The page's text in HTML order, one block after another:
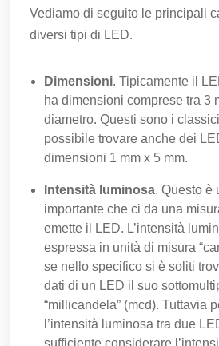
Vediamo di seguito le principali
diversi tipi di LED.
Dimensioni. Tipicamente il
ha dimensioni comprese tra 3
diametro. Questi sono i
possibile trovare anche dei
dimensioni 1 mm x 5 mm.
Intensità luminosa. Questo è
importante che ci da una
emette il LED. L’intensità
espressa in unità di misura
se nello specifico si è soliti
dati di un LED il suo
“millicandela” (mcd). Tuttavia
l’intensità luminosa tra due